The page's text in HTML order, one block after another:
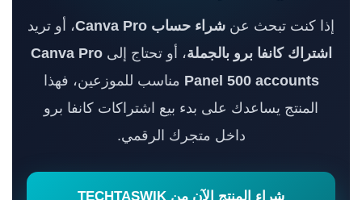
إذا كنت تبحث عن شراء حساب Canva Pro
، أو تريد
اشتراك كانفا برو بالجملة، أو تحتاج إلىCanva Pro
Panel 500 accounts مناسب للموزعين، فهذا
المنتج يساعدك على بدء بيع اشتراكات كانفا برو
داخل متجرك الرقمي.
شراء المنتج الآن من TECHTASWIK